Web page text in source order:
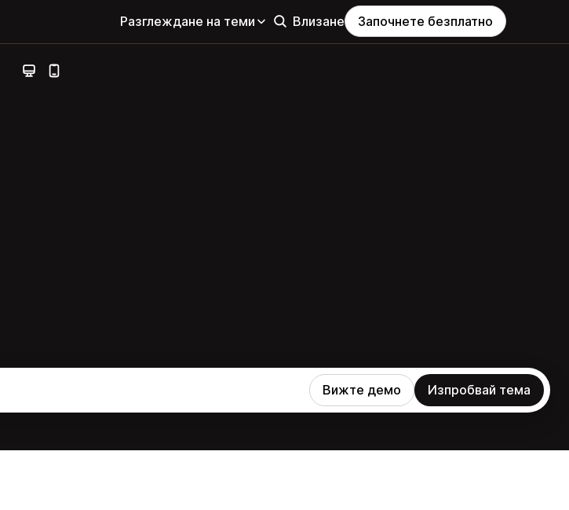
Разглеждане на теми Влизане Започнете безплатно
Вижте демо Изпробвай тема